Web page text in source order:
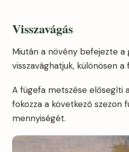
Visszavágás
Miután a növény befejezte
visszavághatjuk, különösen a
A fügefa metszése elősegíti
fokozza a következő szezon
mennyiségét.